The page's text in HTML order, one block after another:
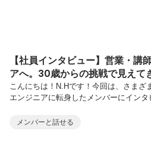
【社員インタビュー】営業・講
アへ。30歳からの挑戦で見えて
こんにちは！N.Hです！今回は、さまざ
エンジニアに転身したメンバーにイン
ンジって遅すぎる？」そんな不安を持
メンバーと話せる